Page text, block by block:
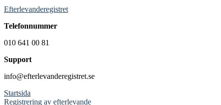
Efterlevanderegistret
Telefonnummer
010 641 00 81
Support
info@efterlevanderegistret.se
Startsida
Registrering av efterlevande